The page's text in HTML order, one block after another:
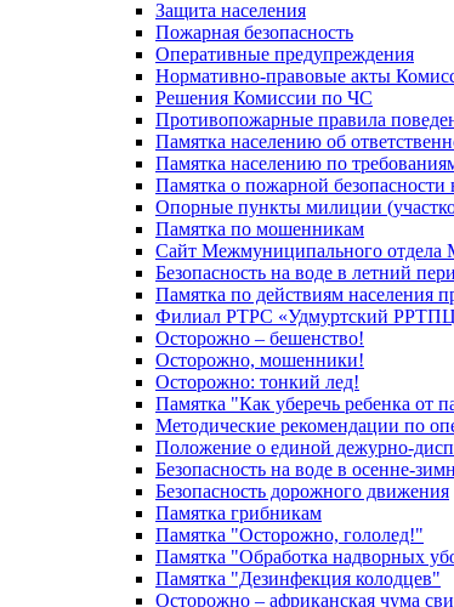
Защита населения
Пожарная безопасность
Оперативные предупреждения
Нормативно-правовые акты
Решения Комиссии по ЧС
Противопожарные правила
Памятка населению об
Памятка населению по
Памятка о пожарной безопасности
Опорные пункты милиции
Памятка по мошенникам
Сайт Межмуниципального
Безопасность на воде в летний
Памятка по действиям населения
Филиал РТРС «Удмуртский
Осторожно – бешенство!
Осторожно, мошенники!
Осторожно: тонкий лед!
Памятка "Как уберечь ребенка от
Методические рекомендации по
Положение о единой дежурно-
Безопасность на воде в осенне-
Безопасность дорожного движения
Памятка грибникам
Памятка "Осторожно, гололед!"
Памятка "Обработка надворных
Памятка "Дезинфекция колодцев"
Осторожно – африканская чума